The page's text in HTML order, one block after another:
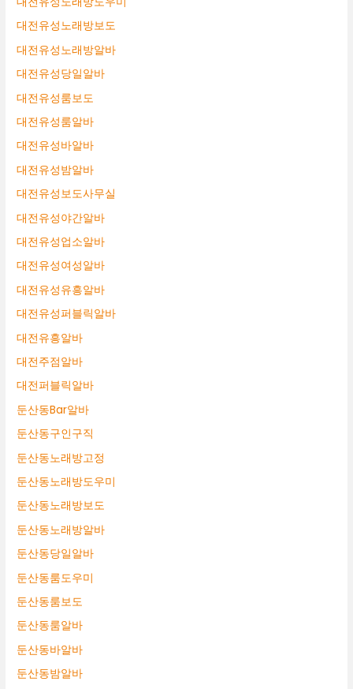
대전유성노래방보도
대전유성노래방알바
대전유성당일알바
대전유성룸보도
대전유성룸알바
대전유성바알바
대전유성밤알바
대전유성보도사무실
대전유성야간알바
대전유성업소알바
대전유성여성알바
대전유성유흥알바
대전유성퍼블릭알바
대전유흥알바
대전주점알바
대전퍼블릭알바
둔산동Bar알바
둔산동구인구직
둔산동노래방고정
둔산동노래방도우미
둔산동노래방보도
둔산동노래방알바
둔산동당일알바
둔산동룸도우미
둔산동룸보도
둔산동룸알바
둔산동바알바
둔산동밤알바